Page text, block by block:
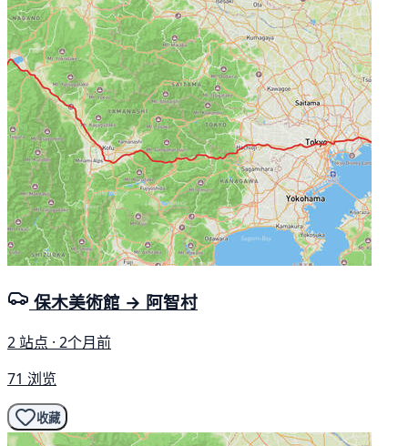
保木美術館 → 阿智村
2 站点 · 2个月前
71 浏览
收藏